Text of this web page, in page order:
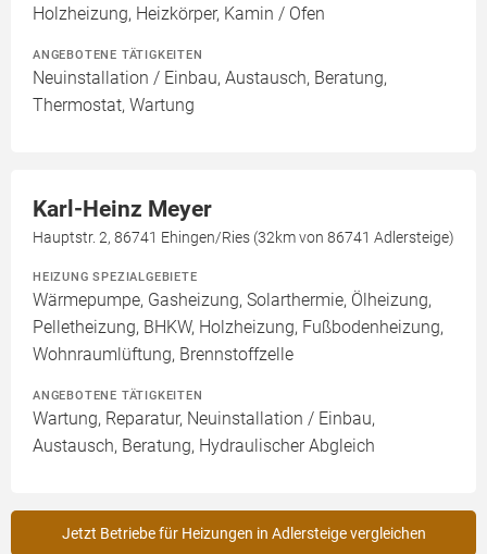
Holzheizung, Heizkörper, Kamin / Ofen
ANGEBOTENE TÄTIGKEITEN
Neuinstallation / Einbau, Austausch, Beratung,
Thermostat, Wartung
Karl-Heinz Meyer
Hauptstr. 2, 86741 Ehingen/Ries (32km von 86741 Adlersteige)
HEIZUNG SPEZIALGEBIETE
Wärmepumpe, Gasheizung, Solarthermie, Ölheizung,
Pelletheizung, BHKW, Holzheizung, Fußbodenheizung,
Wohnraumlüftung, Brennstoffzelle
ANGEBOTENE TÄTIGKEITEN
Wartung, Reparatur, Neuinstallation / Einbau,
Austausch, Beratung, Hydraulischer Abgleich
Jetzt Betriebe für Heizungen in Adlersteige vergleichen